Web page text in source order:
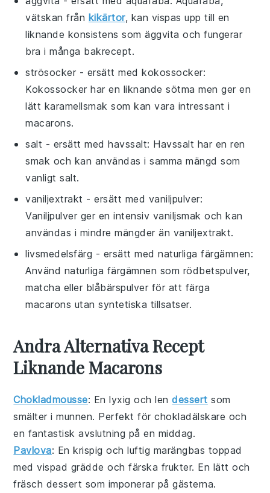
vätskan från kikärtor, kan vispas upp till en
liknande konsistens som äggvita och fungerar
bra i många bakrecept.
strösocker - ersätt medkokossocker:
Kokossocker har en liknande sötma men ger en
lätt karamellsmak som kan vara intressant i
macarons.
salt - ersätt medhavssalt: Havssalt har en ren
smak och kan användas i samma mängd som
vanligt salt.
vaniljextrakt - ersätt med vaniljpulver:
Vaniljpulver ger en intensiv vaniljsmak och kan
användas i mindre mängder än vaniljextrakt.
livsmedelsfärg - ersätt mednaturliga färgämnen:
Använd naturliga färgämnen som rödbetspulver,
matcha eller blåbärspulver för att färga
macarons utan syntetiska tillsatser.
Andra Alternativa Recept
Liknande Macarons
Chokladmousse: En lyxig och lendessert som
smälter i munnen. Perfekt för chokladälskare och
en fantastisk avslutning på en middag.
Pavlova: En krispig och luftig marängbas toppad
med vispad grädde och färska frukter. En lätt och
fräsch dessert som imponerar på gästerna.